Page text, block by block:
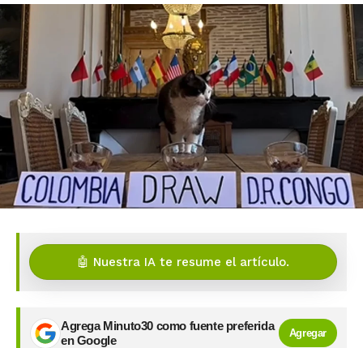
🤖 Nuestra IA te resume el artículo.
Agrega Minuto30 como fuente preferida
en Google
Agregar